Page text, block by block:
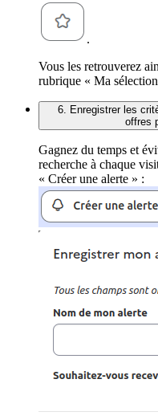
.
Vous les retrouverez
rubrique « Ma
6. Enregistrer les
offres
Gagnez du temps et
recherche à chaque
« Créer une alerte » :